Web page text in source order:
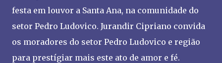
festa em louvor a Santa Ana, na comunidade do
setor Pedro Ludovico. Jurandir Cipriano convida
os moradores do setor Pedro Ludovico e região
para prestígiar mais este ato de amor e fé.